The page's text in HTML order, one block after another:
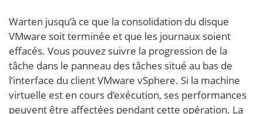
Warten jusqu’à ce que la consolidation du disque
VMware soit terminée et que les journaux soient
effacés. Vous pouvez suivre la progression de la
tâche dans le panneau des tâches situé au bas de
l’interface du client VMware vSphere. Si la machine
virtuelle est en cours d’exécution, ses performances
peuvent être affectées pendant cette opération. La